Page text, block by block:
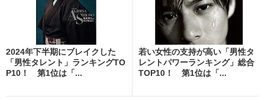
2024年下半期にブレイクした
「男性タレント」ランキングTO
P10！ 第1位は「...
若い女性の支持が高い「男性タ
レントパワーランキング」総合
TOP10！ 第1位は「...